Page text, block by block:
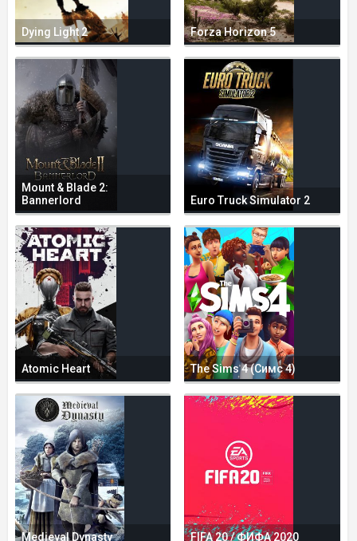
Dying Light 2 Forza Horizon 5
Mount & Blade 2:
Bannerlord
Euro Truck Simulator 2
Atomic Heart The Sims 4 (Симс 4)
Medieval Dynasty FIFA 20 / ФИФА 2020